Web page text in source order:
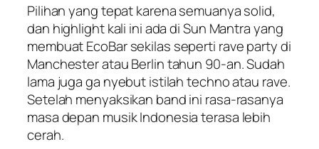
Pilihan yang tepat karena semuanya solid,
dan highlight kali ini ada di Sun Mantra yang
membuat EcoBar sekilas seperti rave party di
Manchester atau Berlin tahun 90-an. Sudah
lama juga ga nyebut istilah techno atau rave.
Setelah menyaksikan band ini rasa-rasanya
masa depan musik Indonesia terasa lebih
cerah.